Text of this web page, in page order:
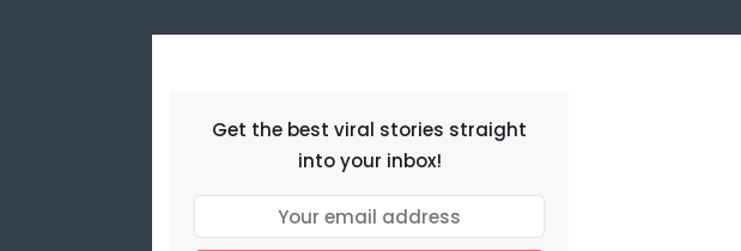
Get the best viral stories straight
into your inbox!